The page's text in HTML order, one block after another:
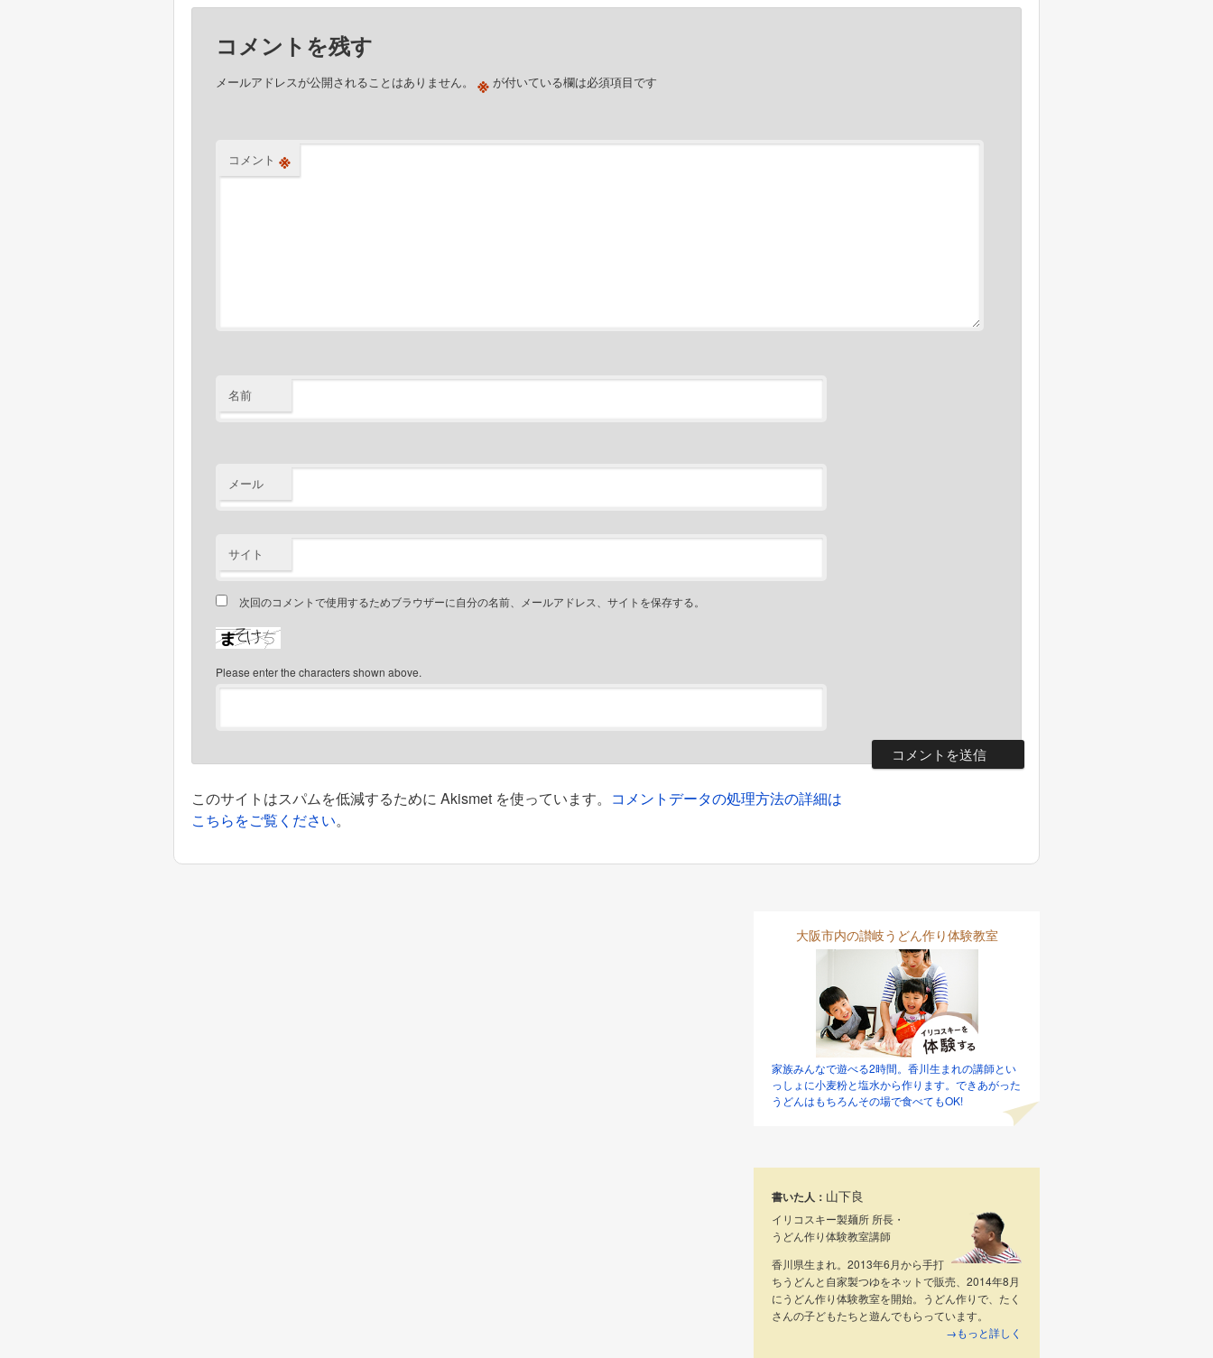
コメントを残す
メールアドレスが公開されることはありません。 ※ が付いている欄は必須項目です
コメント ※
名前
メール
サイト
次回のコメントで使用するためブラウザーに自分の名前、メールアドレス、サイトを保存する。
Please enter the characters shown above.
このサイトはスパムを低減するために Akismet を使っています。 コメントデータの処理方法の詳細は
こちらをご覧ください。
大阪市内の讃岐うどん作り体験教室
家族みんなで遊べる2時間。香川生まれの講師とい
っしょに小麦粉と塩水から作ります。できあがった
うどんはもちろんその場で食べてもOK!
書いた人： 山下良
イリコスキー製麺所 所長・
うどん作り体験教室講師
香川県生まれ。2013年6月から手打
ちうどんと自家製つゆをネットで販売、2014年8月
にうどん作り体験教室を開始。うどん作りで、たく
さんの子どもたちと遊んでもらっています。
→もっと詳しく